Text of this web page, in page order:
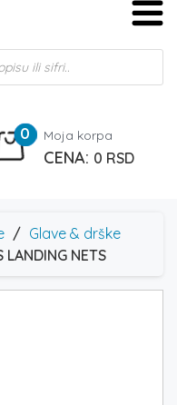
0 Moja korpa
0 RSD
/ Glave & drške
LANDING NETS